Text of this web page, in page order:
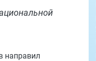
направил